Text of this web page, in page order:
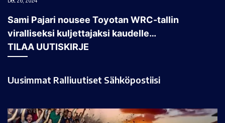
Sami Pajari nousee Toyotan WRC-tallin
viralliseksi kuljettajaksi kaudelle…
TILAA UUTISKIRJE
Uusimmat Ralliuutiset Sähköpostiisi